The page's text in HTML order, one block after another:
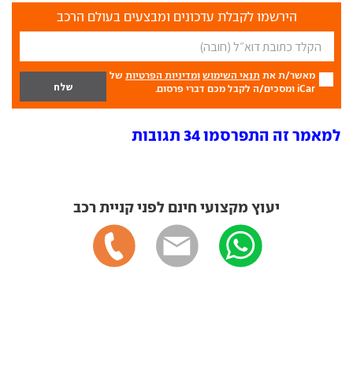
הירשמו לקבלת עדכונים ומבצעים בעולם הרכב
מאשר/ת את תנאי השימוש ומדיניות הפרטיות של
iCar ומסכים/ה לקבל מכם דברי פרסום.
למאמר זה התפרסמו 34 תגובות
יעוץ מקצועי חינם לפני קניית רכב